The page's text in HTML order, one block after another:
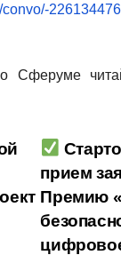
convo/-
Сферуме
прием
Премию